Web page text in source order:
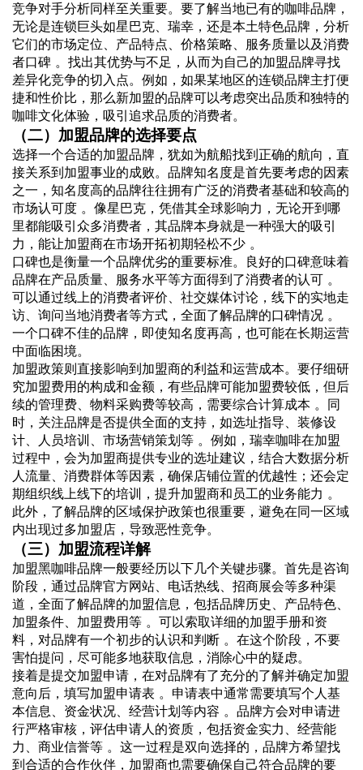
竞争对手分析同样至关重要。要了解当地已有的咖啡品牌，
无论是连锁巨头如星巴克、瑞幸，还是本土特色品牌，分析
它们的市场定位、产品特点、价格策略、服务质量以及消费
者口碑 。找出其优势与不足，从而为自己的加盟品牌寻找
差异化竞争的切入点。例如，如果某地区的连锁品牌主打便
捷和性价比，那么新加盟的品牌可以考虑突出品质和独特的
咖啡文化体验，吸引追求品质的消费者。
（二）加盟品牌的选择要点
选择一个合适的加盟品牌，犹如为航船找到正确的航向，直
接关系到加盟事业的成败。品牌知名度是首先要考虑的因素
之一，知名度高的品牌往往拥有广泛的消费者基础和较高的
市场认可度 。像星巴克，凭借其全球影响力，无论开到哪
里都能吸引众多消费者，其品牌本身就是一种强大的吸引
力，能让加盟商在市场开拓初期轻松不少 。
口碑也是衡量一个品牌优劣的重要标准。良好的口碑意味着
品牌在产品质量、服务水平等方面得到了消费者的认可 。
可以通过线上的消费者评价、社交媒体讨论，线下的实地走
访、询问当地消费者等方式，全面了解品牌的口碑情况 。
一个口碑不佳的品牌，即使知名度再高，也可能在长期运营
中面临困境。
加盟政策则直接影响到加盟商的利益和运营成本。要仔细研
究加盟费用的构成和金额，有些品牌可能加盟费较低，但后
续的管理费、物料采购费等较高，需要综合计算成本 。同
时，关注品牌是否提供全面的支持，如选址指导、装修设
计、人员培训、市场营销策划等 。例如，瑞幸咖啡在加盟
过程中，会为加盟商提供专业的选址建议，结合大数据分析
人流量、消费群体等因素，确保店铺位置的优越性；还会定
期组织线上线下的培训，提升加盟商和员工的业务能力 。
此外，了解品牌的区域保护政策也很重要，避免在同一区域
内出现过多加盟店，导致恶性竞争。
（三）加盟流程详解
加盟黑咖啡品牌一般要经历以下几个关键步骤。首先是咨询
阶段，通过品牌官方网站、电话热线、招商展会等多种渠
道，全面了解品牌的加盟信息，包括品牌历史、产品特色、
加盟条件、加盟费用等 。可以索取详细的加盟手册和资
料，对品牌有一个初步的认识和判断 。在这个阶段，不要
害怕提问，尽可能多地获取信息，消除心中的疑虑。
接着是提交加盟申请，在对品牌有了充分的了解并确定加盟
意向后，填写加盟申请表 。申请表中通常需要填写个人基
本信息、资金状况、经营计划等内容 。品牌方会对申请进
行严格审核，评估申请人的资质，包括资金实力、经营能
力、商业信誉等 。这一过程是双向选择的，品牌方希望找
到合适的合作伙伴，加盟商也需要确保自己符合品牌的要